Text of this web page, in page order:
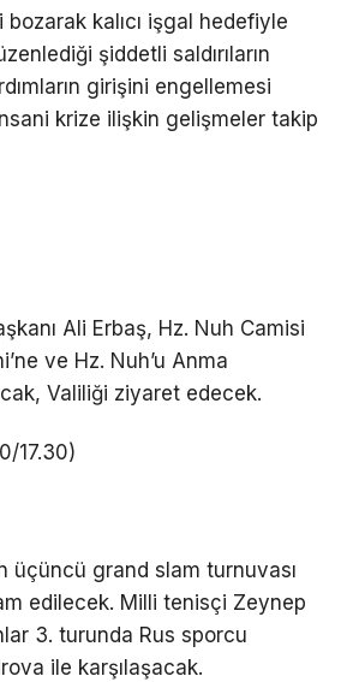
bozarak kalıcı işgal hedefiyle
şiddetli saldırıların
girişini engellemesi
krize ilişkin gelişmeler takip
Ali Erbaş, Hz. Nuh Camisi
ve Hz. Nuh’u Anma
Valiliği ziyaret edecek.
17.30)
üçüncü grand slam turnuvası
edilecek. Milli tenisçi Zeynep
3. turunda Rus sporcu
ile karşılaşacak.